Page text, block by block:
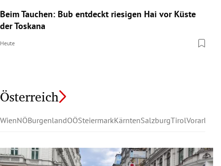
Beim Tauchen: Bub entdeckt riesigen Hai vor Küste
der Toskana
Heute
Österreich
WienNÖBurgenlandOÖSteiermarkKärntenSalzburgTirolVorarlberg